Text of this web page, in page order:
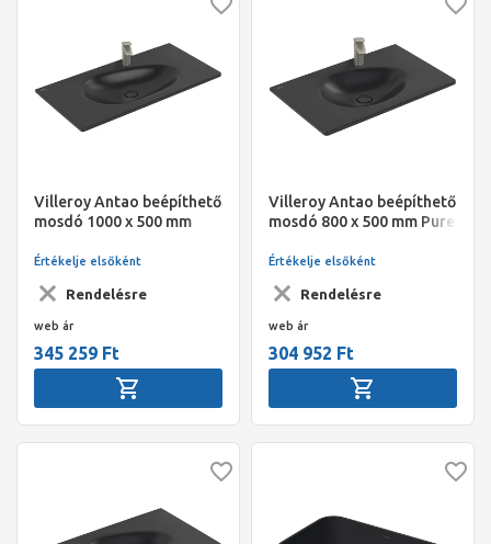
Villeroy Antao beépíthető
mosdó 1000 x 500 mm
Rendelésre
Értékelje elsőként
web ár
345 259 Ft
Villeroy Antao beépíthető
mosdó 800 x 500 mm Pure
Rendelésre
Értékelje elsőként
web ár
304 952 Ft